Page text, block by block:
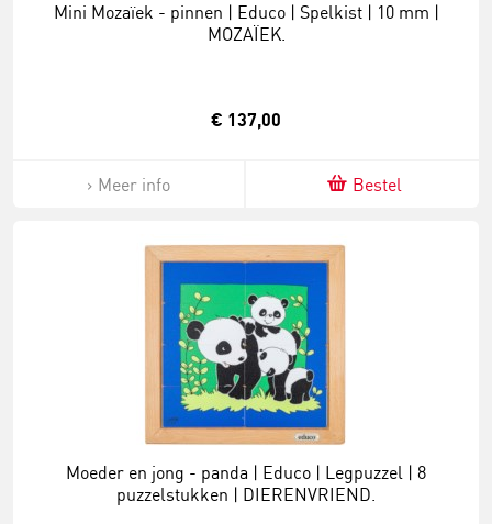
Mini Mozaïek - pinnen | Educo | Spelkist | 10 mm |
MOZAÏEK.
€ 137,00
Meer info Bestel
Moeder en jong - panda | Educo | Legpuzzel | 8
puzzelstukken | DIERENVRIEND.